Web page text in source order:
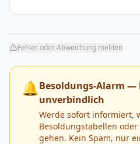
Fehler oder Abweichung melden
🔔Besoldungs-Alarm —
unverbindlich
Werde sofort informiert,
Besoldungstabellen
gehen. Kein Spam, nur